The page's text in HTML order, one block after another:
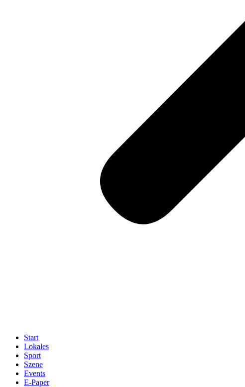
Start
Lokales
Sport
Szene
Events
E-Paper